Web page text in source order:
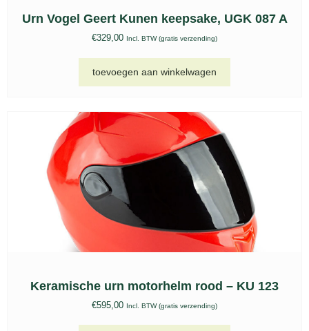
Urn Vogel Geert Kunen keepsake, UGK 087 A
€329,00 Incl. BTW (gratis verzending)
toevoegen aan winkelwagen
Keramische urn motorhelm rood – KU 123
€595,00 Incl. BTW (gratis verzending)